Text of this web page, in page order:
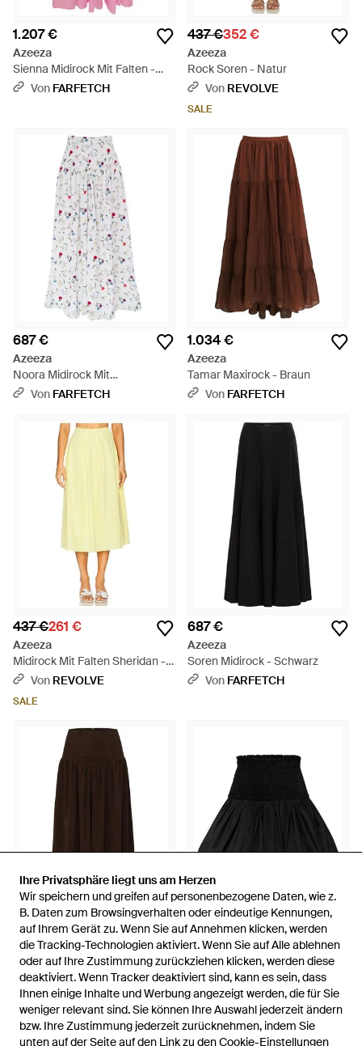
Ihre Privatsphäre liegt uns am Herzen
Wir speichern und greifen auf personenbezogene Daten, wie z.
B. Daten zum Browsingverhalten oder eindeutige Kennungen,
auf Ihrem Gerät zu. Wenn Sie auf Annehmen klicken, werden
die Tracking-Technologien aktiviert. Wenn Sie auf Alle ablehnen
oder auf Ihre Zustimmung zurückziehen klicken, werden diese
deaktiviert. Wenn Tracker deaktiviert sind, kann es sein, dass
Ihnen einige Inhalte und Werbung angezeigt werden, die für Sie
weniger relevant sind. Sie können Ihre Auswahl jederzeit ändern
bzw. Ihre Zustimmung jederzeit zurücknehmen, indem Sie
unten auf der Seite auf den Link zu den Cookie-Einstellungen
Ihre Privatsphäre liegt uns am Herzen
Wir speichern und greifen auf personenbezogene Daten, wie z.
B. Daten zum Browsingverhalten oder eindeutige Kennungen,
auf Ihrem Gerät zu. Wenn Sie auf Annehmen klicken, werden
die Tracking-Technologien aktiviert. Wenn Sie auf Alle ablehnen
oder auf Ihre Zustimmung zurückziehen klicken, werden diese
deaktiviert. Wenn Tracker deaktiviert sind, kann es sein, dass
Ihnen einige Inhalte und Werbung angezeigt werden, die für Sie
weniger relevant sind. Sie können Ihre Auswahl jederzeit ändern
bzw. Ihre Zustimmung jederzeit zurücknehmen, indem Sie
unten auf der Seite auf den Link zu den Cookie-Einstellungen
1.207 €
Azeeza
Sienna Midirock Mit Falten -
PinkVon FARFETCH
437 €352 €
Azeeza
Rock Soren - Natur
Von REVOLVE
SALE
687 €
Azeeza
Noora Midirock Mit
Blumenmuster - Weiß
Von FARFETCH
1.034 €
Azeeza
Tamar Maxirock - Braun
Von FARFETCH
437 €261 €
Azeeza
Midirock Mit Falten Sheridan -
GelbVon REVOLVE
SALE
687 €
Azeeza
Soren Midirock - Schwarz
Von FARFETCH
739 €
Azeeza
Noora Midirock - Braun
VonFARFETCH
514 €
Azeeza
Roma Minirock - Schwarz
Von FARFETCH